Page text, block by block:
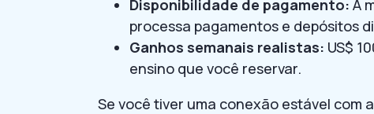
Disponibilidade de pagamento: A
processa pagamentos e depósitos
Ganhos semanais realistas: US$
ensino que você reservar.
Se você tiver uma conexão estável com